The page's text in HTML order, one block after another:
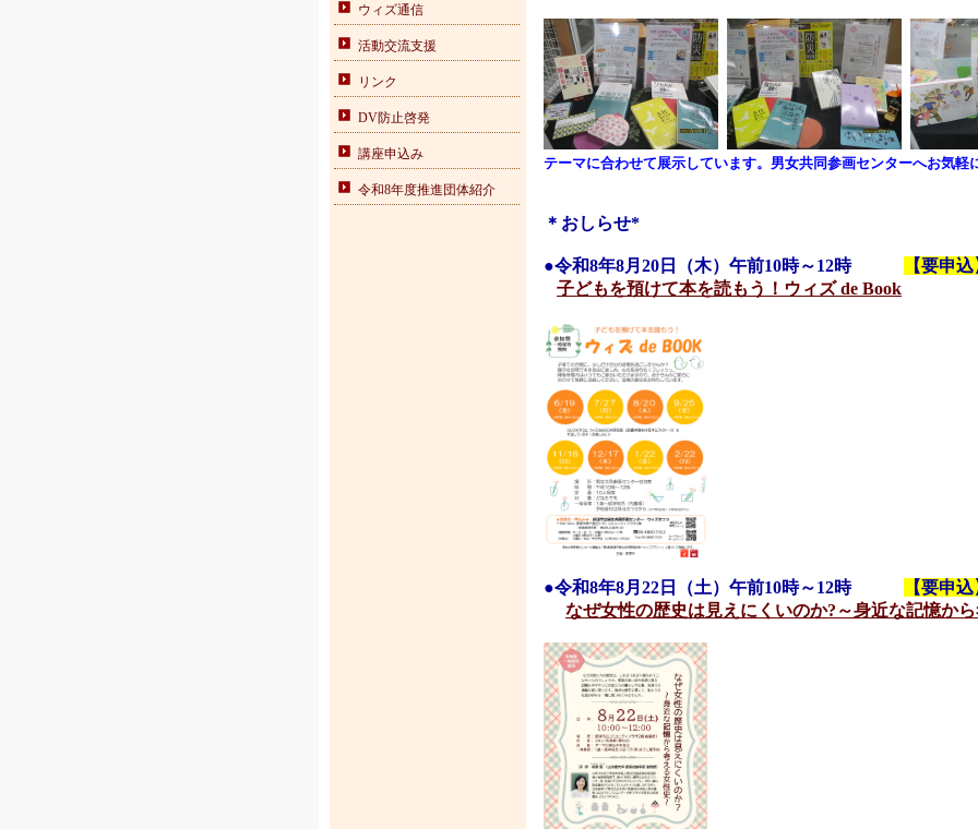
ウィズ通信
活動交流支援
リンク
DV防止啓発
講座申込み
令和8年度推進団体紹介
テーマに合わせて展示しています。男女共同参画センターへお気軽
＊おしらせ*
●令和8年8月20日（木）午前10時～12時
【要申込
子どもを預けて本を読もう！ウィズ de Book
●令和8年8月22日 （土）午前10時～12時
【要申込
なぜ女性の歴史は見えにくいのか?～身近な記憶か